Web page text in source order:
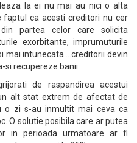
la ei nu mai au nici o alta
faptul ca acesti creditori nu cer
partea celor care solicita
exorbitante, imprumuturile
mai intunecata....creditorii devin
si recupereze banii.
de raspandirea acestui
alt stat extrem de afectat de
o zi s-au inmultit mai ceva ca
O solutie posibila care ar putea
in perioada urmatoare ar fi